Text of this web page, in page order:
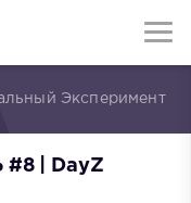
Эксперимент
| DayZ